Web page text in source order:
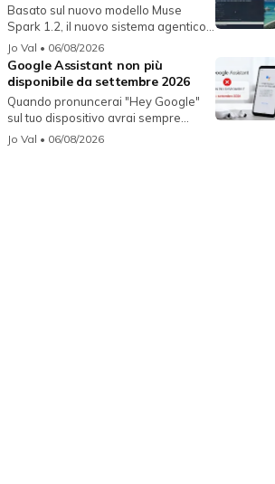
Basato sul nuovo modello Muse
Spark 1.2, il nuovo sistema agentico
fun...
Jo Val • 06/08/2026
Google Assistant non più
disponibile da settembre 2026
Quando pronuncerai "Hey Google"
sul tuo dispositivo avrai sempre
Gemin...
Jo Val • 06/08/2026